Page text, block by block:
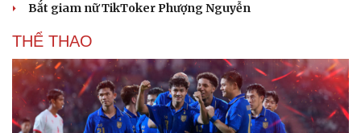
Bắt giam nữ TikToker Phượng Nguyễn
THỂ THAO